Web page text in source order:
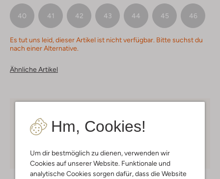
Hm, Cookies!
Um dir bestmöglich zu dienen, verwenden wir
Cookies auf unserer Website. Funktionale und
analytische Cookies sorgen dafür, dass die Website
40 41 42 43 44 45 46
Es tut uns leid, dieser Artikel ist nicht verfügbar. Bitte suchst du
nach einer Alternative.
Ähnliche Artikel
Kostenloser Versand
Mitglieder in Deutschland